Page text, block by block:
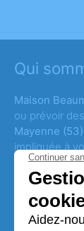
Qui
Maison
ou prévoir
Mayenne (53)
impliquée à
nos agence
Segré-en-
en charge
Agence de